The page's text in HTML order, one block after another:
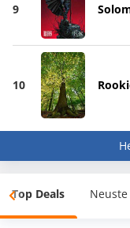
9
10
Top Deals Neuste